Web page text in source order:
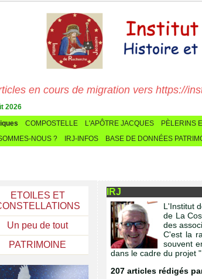
en cours de migration vers https://
2026
COMPOSTELLE L'APÔTRE JACQUES PÈLERINS
NOUS ?
IRJ-INFOS BASE DE DONNÉES
ETOILES ET
Un peu de tout
PATRIMOINE
IRJ
L'Institut
de La
des
C'est la
souvent
dans le cadre du projet
207 articles rédigés